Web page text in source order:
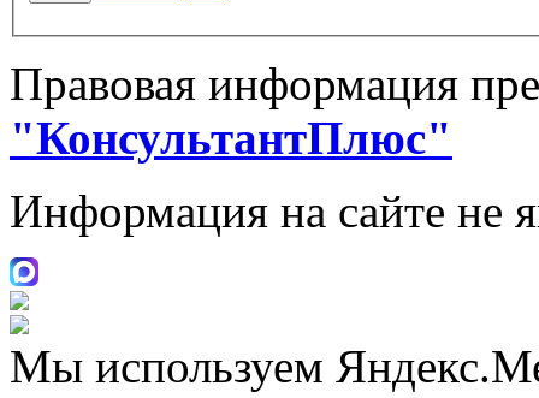
Правовая информация
"КонсультантПлюс"
Информация на сайте не
Мы используем